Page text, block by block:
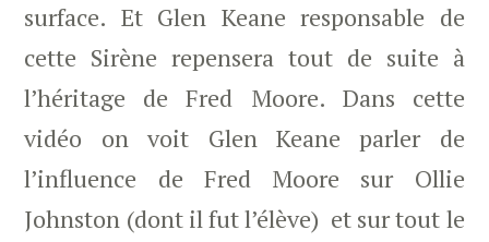
surface. Et Glen Keane responsable de
cette Sirène repensera tout de suite à
l’héritage de Fred Moore. Dans cette
vidéo on voit Glen Keane parler de
l’influence de Fred Moore sur Ollie
Johnston (dont il fut l’élève) et sur tout le